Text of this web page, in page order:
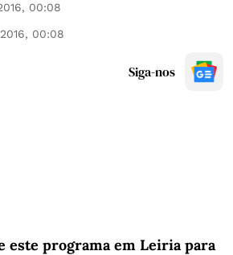
00:08
00:08
Siga-nos
este programa em Leiria para